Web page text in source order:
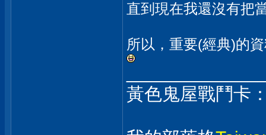
直到現在我還沒有把
所以，重要(經典)的
黃色鬼屋戰鬥卡